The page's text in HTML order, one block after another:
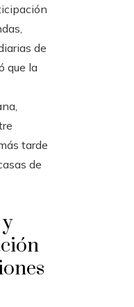
de
que la
tarde
de